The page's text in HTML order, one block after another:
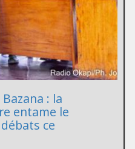
: la
entame le
ce